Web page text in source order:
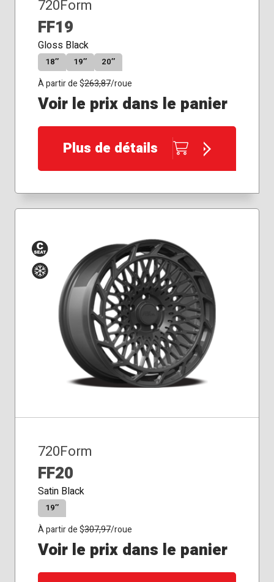
720Form
FF19
Gloss Black
18″ 19″ 20″
À partir de $263,87/roue
Voir le prix dans le panier
Plus de détails
Siège
conique
Hiver
720Form
FF20
Satin Black
19″
À partir de $307,97/roue
Voir le prix dans le panier